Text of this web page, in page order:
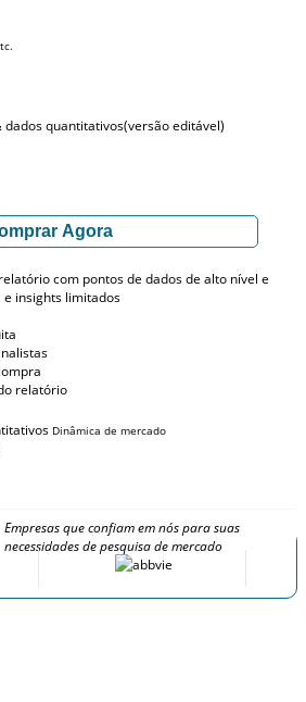
dados quantitativos(versão editável)
Agora
com pontos de dados de alto nível e
insights limitados
relatório
Dinâmica de mercado
Empresas que confiam em nós para suas
necessidades de pesquisa de mercado